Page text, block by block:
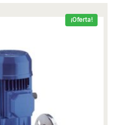
¡Oferta!